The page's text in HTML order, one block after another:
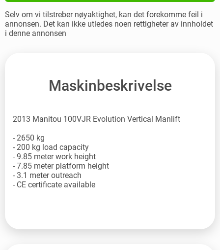
Selv om vi tilstreber nøyaktighet, kan det forekomme feil i
annonsen. Det kan ikke utledes noen rettigheter av innholdet
i denne annonsen
Maskinbeskrivelse
2013 Manitou 100VJR Evolution Vertical Manlift
- 2650 kg
- 200 kg load capacity
- 9.85 meter work height
- 7.85 meter platform height
- 3.1 meter outreach
- CE certificate available